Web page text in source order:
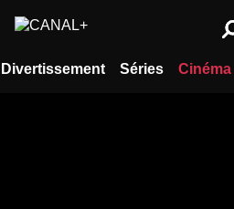
Divertissement Séries Cinéma